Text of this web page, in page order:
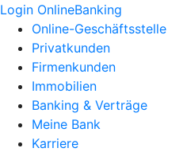
Login OnlineBanking
Online-Geschäftsstelle
Privatkunden
Firmenkunden
Immobilien
Banking & Verträge
Meine Bank
Karriere